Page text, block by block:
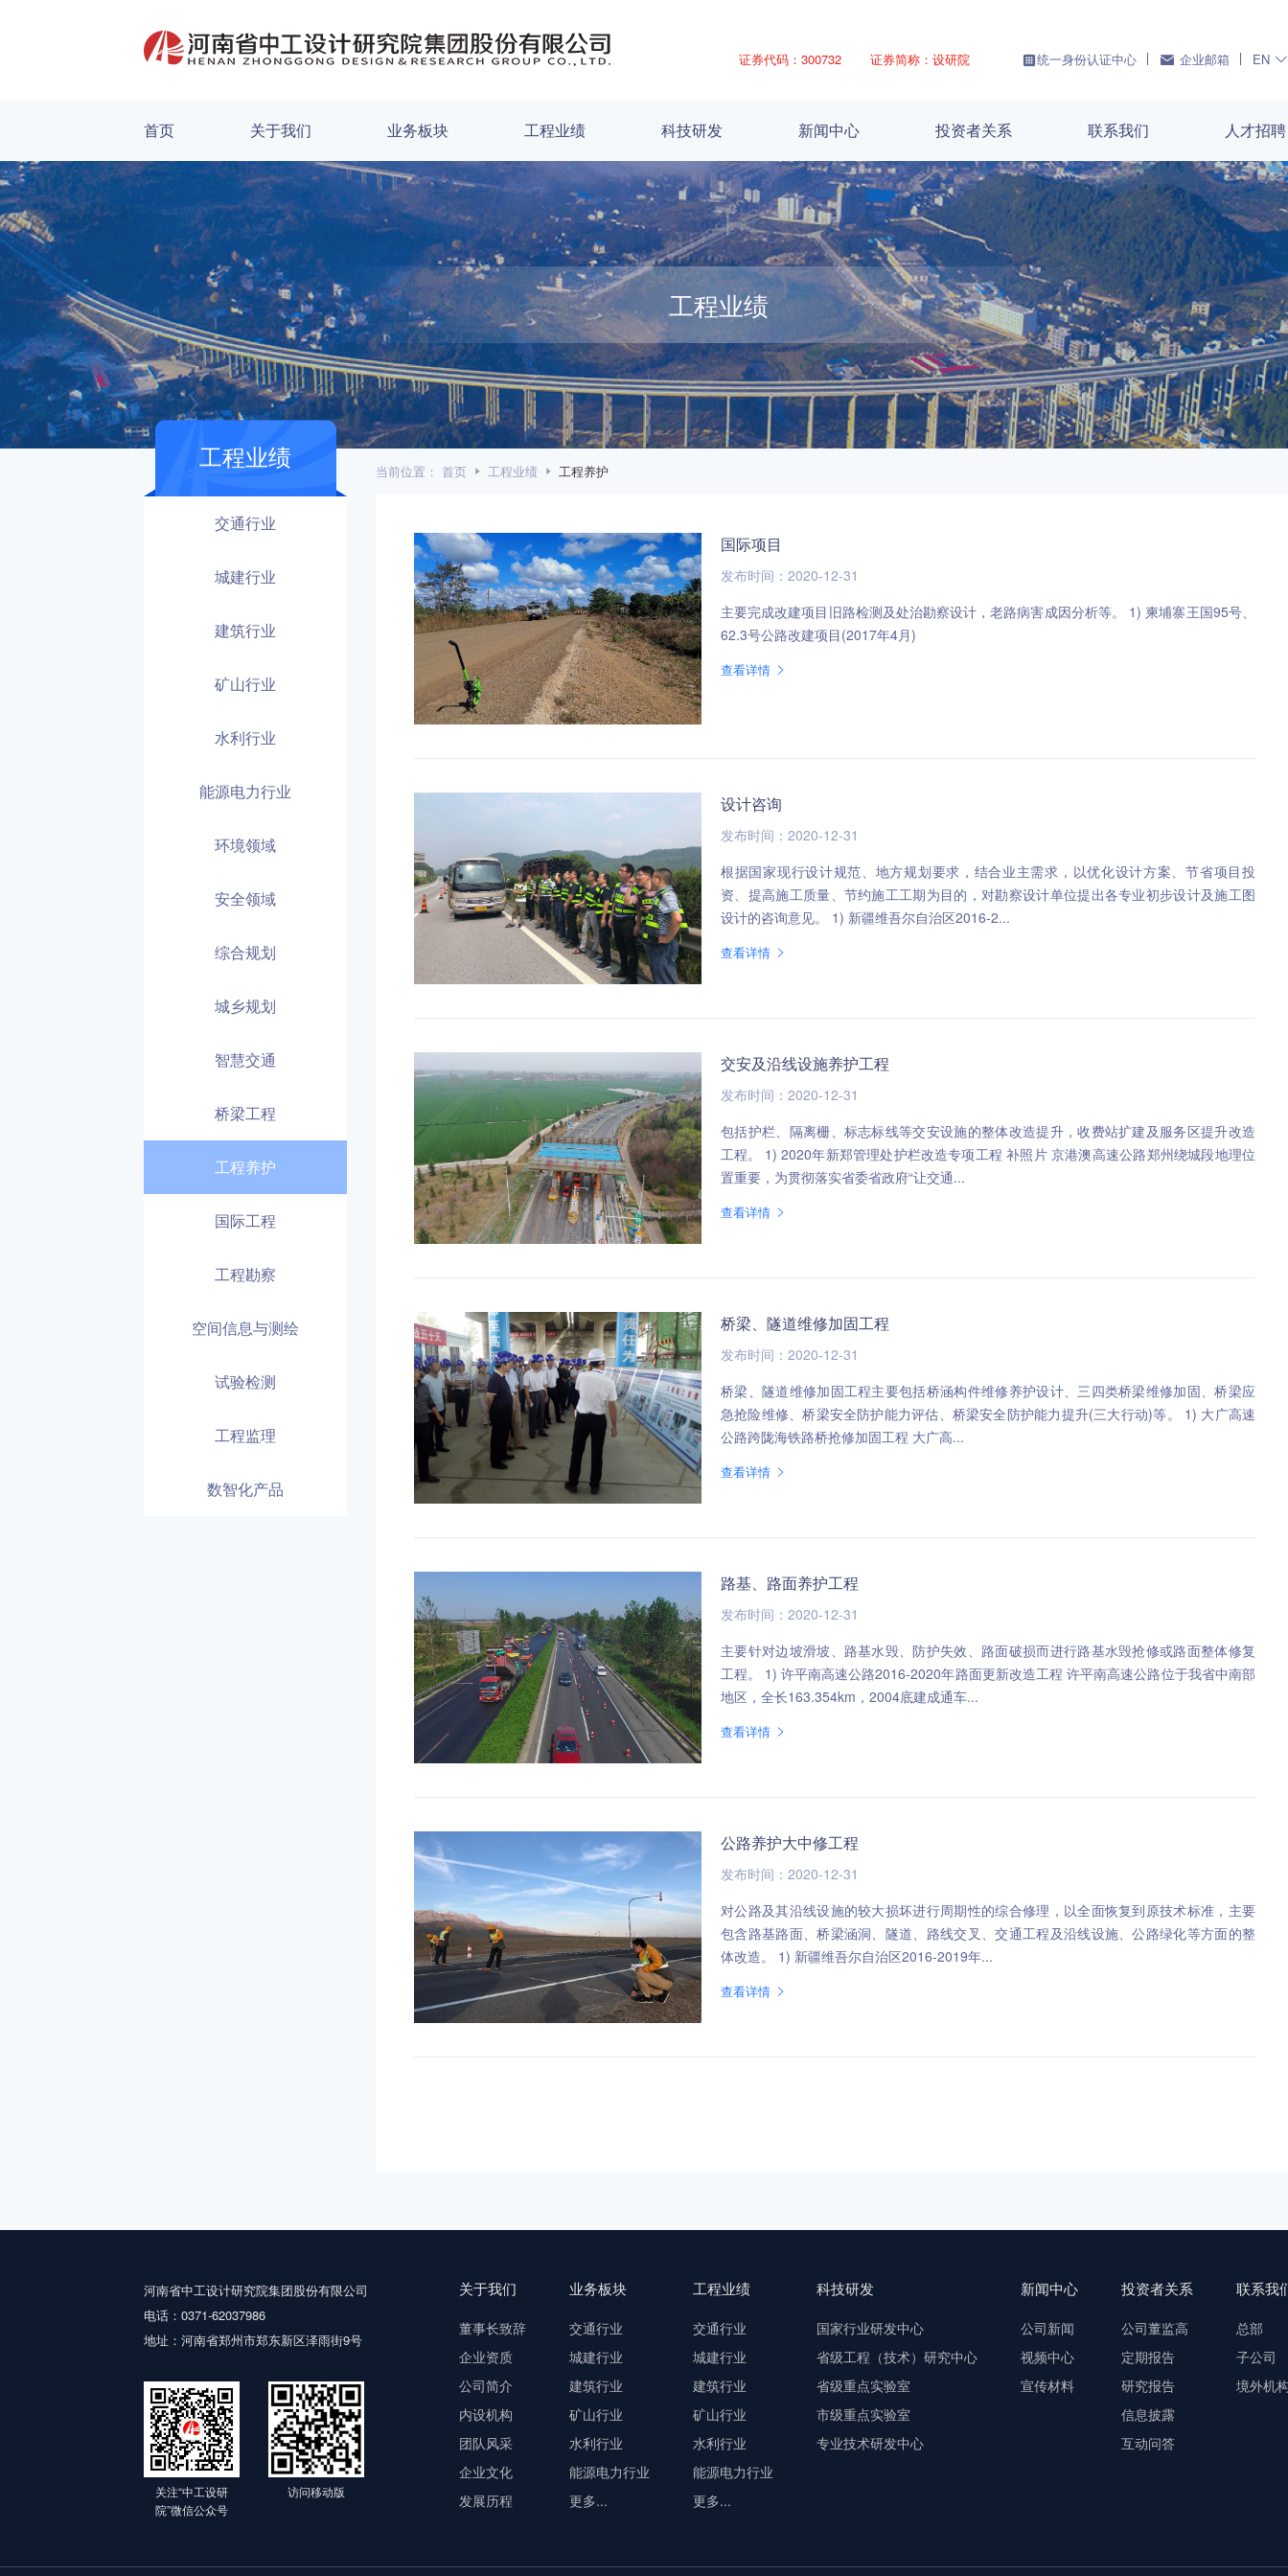
统一身份认证中心 企业邮箱 EN
证券简称：设研院
证券代码：300732
首页 关于我们 业务板块 工程业绩 科技研发 新闻中心 投资者关系 联系我们 人才招聘
工程业绩
工程业绩
交通行业
城建行业
建筑行业
矿山行业
水利行业
能源电力行业
环境领域
安全领域
综合规划
城乡规划
智慧交通
桥梁工程
工程养护
国际工程
工程勘察
空间信息与测绘
试验检测
工程监理
数智化产品
当前位置： 首页 工程业绩 工程养护
国际项目
发布时间：2020-12-31
主要完成改建项目旧路检测及处治勘察设计，老路病害成因分析等。 1) 柬埔寨王国95号、
62.3号公路改建项目(2017年4月)
查看详情
设计咨询
发布时间：2020-12-31
根据国家现行设计规范、地方规划要求，结合业主需求，以优化设计方案、节省项目投
资、提高施工质量、节约施工工期为目的，对勘察设计单位提出各专业初步设计及施工图
设计的咨询意见。 1) 新疆维吾尔自治区2016-2...
查看详情
交安及沿线设施养护工程
发布时间：2020-12-31
包括护栏、隔离栅、标志标线等交安设施的整体改造提升，收费站扩建及服务区提升改造
工程。 1) 2020年新郑管理处护栏改造专项工程 补照片 京港澳高速公路郑州绕城段地理位
置重要，为贯彻落实省委省政府“让交通...
查看详情
桥梁、隧道维修加固工程
发布时间：2020-12-31
桥梁、隧道维修加固工程主要包括桥涵构件维修养护设计、三四类桥梁维修加固、桥梁应
急抢险维修、桥梁安全防护能力评估、桥梁安全防护能力提升(三大行动)等。 1) 大广高速
公路跨陇海铁路桥抢修加固工程 大广高...
查看详情
路基、路面养护工程
发布时间：2020-12-31
主要针对边坡滑坡、路基水毁、防护失效、路面破损而进行路基水毁抢修或路面整体修复
工程。 1) 许平南高速公路2016-2020年路面更新改造工程 许平南高速公路位于我省中南部
地区，全长163.354km，2004底建成通车...
查看详情
公路养护大中修工程
发布时间：2020-12-31
对公路及其沿线设施的较大损坏进行周期性的综合修理，以全面恢复到原技术标准，主要
包含路基路面、桥梁涵洞、隧道、路线交叉、交通工程及沿线设施、公路绿化等方面的整
体改造。 1) 新疆维吾尔自治区2016-2019年...
查看详情
河南省中工设计研究院集团股份有限公司
电话：0371-62037986
地址：河南省郑州市郑东新区泽雨街9号
关注“中工设研
院”微信公众号
访问移动版
关于我们
董事长致辞
企业资质
公司简介
内设机构
团队风采
企业文化
发展历程
业务板块
交通行业
城建行业
建筑行业
矿山行业
水利行业
能源电力行业
更多...
工程业绩
交通行业
城建行业
建筑行业
矿山行业
水利行业
能源电力行业
更多...
科技研发
国家行业研发中心
省级工程（技术）研究中心
省级重点实验室
市级重点实验室
专业技术研发中心
新闻中心
公司新闻
视频中心
宣传材料
投资者关系
公司董监高
定期报告
研究报告
信息披露
互动问答
联系我
总部
子公司
境外机